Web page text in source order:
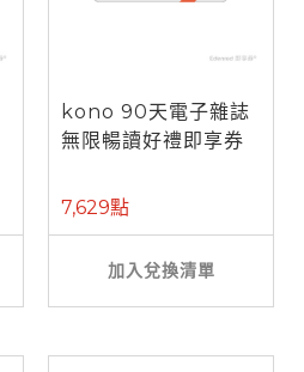
kono 90天電子雜誌
無限暢讀好禮即享券
7,629點
加入兌換清單